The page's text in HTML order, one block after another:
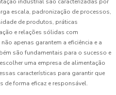
industrial são caracterizadas por
escala, padronização de processos,
de produtos, práticas
e relações sólidas com
apenas garantem a eficiência e a
são fundamentais para o sucesso e
uma empresa de alimentação
características para garantir que
de forma eficaz e responsável.